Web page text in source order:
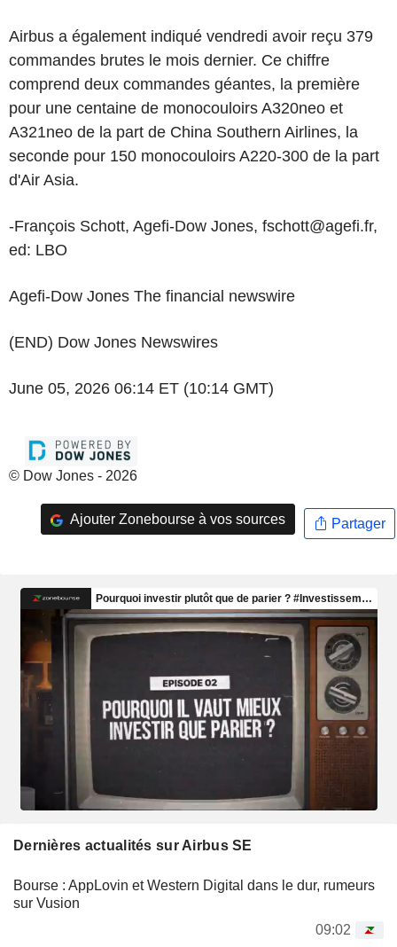
Airbus a également indiqué vendredi avoir reçu 379
commandes brutes le mois dernier. Ce chiffre
comprend deux commandes géantes, la première
pour une centaine de monocouloirs A320neo et
A321neo de la part de China Southern Airlines, la
seconde pour 150 monocouloirs A220-300 de la part
d'Air Asia.
-François Schott, Agefi-Dow Jones, fschott@agefi.fr,
ed: LBO
Agefi-Dow Jones The financial newswire
(END) Dow Jones Newswires
June 05, 2026 06:14 ET (10:14 GMT)
© Dow Jones - 2026
Ajouter Zonebourse à vos sources Partager
Dernières actualités sur Airbus SE
Bourse : AppLovin et Western Digital dans le dur, rumeurs
sur Vusion
09:02